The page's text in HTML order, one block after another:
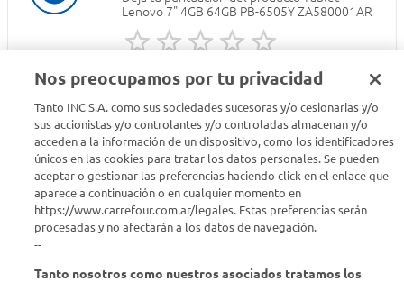
Lenovo 7" 4GB 64GB PB-6505Y ZA580001AR
Seguinos en :
Estamos para ayudarte
Nos preocupamos por tu privacidad
Tanto INC S.A. como sus sociedades sucesoras y/o cesionarias y/o
sus accionistas y/o controlantes y/o controladas almacenan y/o
acceden a la información de un dispositivo, como los identificadores
únicos en las cookies para tratar los datos personales. Se pueden
aceptar o gestionar las preferencias haciendo click en el enlace que
aparece a continuación o en cualquier momento en
https://www.carrefour.com.ar/legales. Estas preferencias serán
procesadas y no afectarán a los datos de navegación.
--
Tanto nosotros como nuestros asociados tratamos los